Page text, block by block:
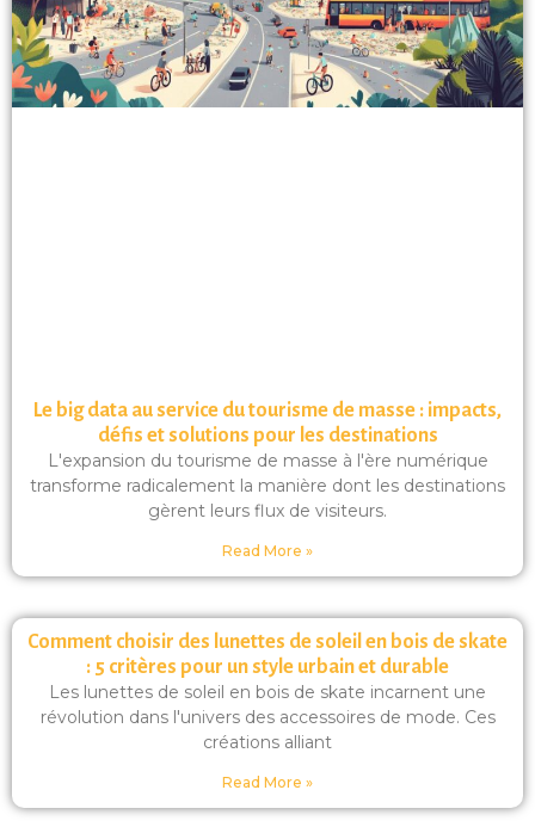
Le big data au service du tourisme de masse : impacts,
défis et solutions pour les destinations
L'expansion du tourisme de masse à l'ère numérique
transforme radicalement la manière dont les destinations
gèrent leurs flux de visiteurs.
Read More »
Comment choisir des lunettes de soleil en bois de skate
: 5 critères pour un style urbain et durable
Les lunettes de soleil en bois de skate incarnent une
révolution dans l'univers des accessoires de mode. Ces
créations alliant
Read More »